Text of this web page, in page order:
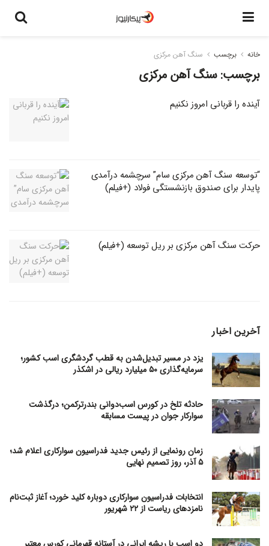
خانه برچسب سنگ آهن مرکزی
برچسب:سنگ آهن مرکزی
آینده را قربانی امروز نکنیم
“توسعه سنگ آهن مرکزی سام” سرچشمه درآمدی
پایدار برای صندوق بازنشستگی فولاد (+فیلم)
حرکت سنگ آهن مرکزی بر ریل توسعه (+فیلم)
آخرین اخبار
یزد در مسیر تبدیل‌شدن به قطب گردشگری اسب کشور؛
سرمایه‌گذاری ۵۰ میلیارد ریالی در اشکذر
حادثه تلخ در کورس اسب‌دوانی بندرترکمن؛ درگذشت
سوارکار جوان در پیست مسابقه
زمان رونمایی از رئیس جدید فدراسیون سوارکاری اعلام شد؛
۵ آذر، روز تصمیم نهایی
انتخابات فدراسیون سوارکاری دوباره کلید خورد؛ آغاز ثبت‌نام
نامزدهای ریاست از ۲۲ شهریور